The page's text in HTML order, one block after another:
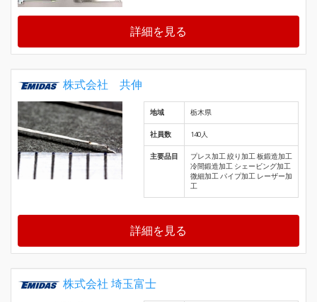
詳細を見る
株式会社 共伸
地域 栃木県
社員数 140人
主要品目
プレス加工 絞り加工 板鍛造加工
冷間鍛造加工 シェービング加工
微細加工 パイプ加工 レーザー加
工
詳細を見る
株式会社 埼玉富士